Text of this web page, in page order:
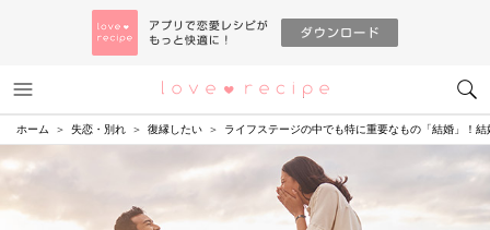
恋愛レシピ
ホーム 失恋・別れ 復縁したい ライフステージの中でも特に重要なもの「結婚」！